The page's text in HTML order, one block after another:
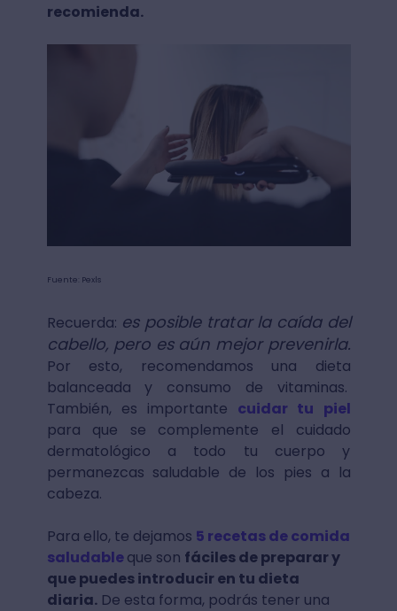
recomienda.
Fuente: Pexls
Recuerda: es posible tratar la caída del
cabello, pero es aún mejor prevenirla.
Por esto, recomendamos una dieta
balanceada y consumo de vitaminas.
También, es importante cuidar tu piel
para que se complemente el cuidado
dermatológico a todo tu cuerpo y
permanezcas saludable de los pies a la
cabeza.
Para ello, te dejamos 5 recetas de comida
saludableque son fáciles de preparar y
que puedes introducir en tu dieta
diaria.De esta forma, podrás tener una